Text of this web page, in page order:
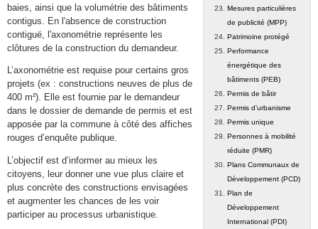
Mesures particulières
de publicité (MPP)
Patrimoine protégé
Performance
énergétique des
bâtiments (PEB)
Permis de bâtir
Permis d’urbanisme
Permis unique
Personnes à mobilité
réduite (PMR)
Plans Communaux de
Développement (PCD)
Plan de
Développement
International (PDI)
baies, ainsi que la volumétrie des bâtiments
contigus. En l'absence de construction
contiguë, l'axonométrie représente les
clôtures de la construction du demandeur.
L’axonométrie est requise pour certains gros
projets (ex : constructions neuves de plus de
400 m²). Elle est fournie par le demandeur
dans le dossier de demande de permis et est
apposée par la commune à côté des affiches
rouges d’enquête publique.
L’objectif est d’informer au mieux les
citoyens, leur donner une vue plus claire et
plus concrète des constructions envisagées
et augmenter les chances de les voir
participer au processus urbanistique.